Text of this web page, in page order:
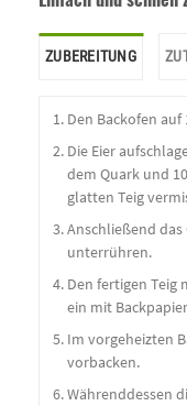
ZUBEREITUNG
Den Backofen auf
Die Eier
dem Quark und
glatten Teig
Anschließend
unterrühren.
Den fertigen Teig
ein mit
Im vorgeheizten
vorbacken.
Währenddessen